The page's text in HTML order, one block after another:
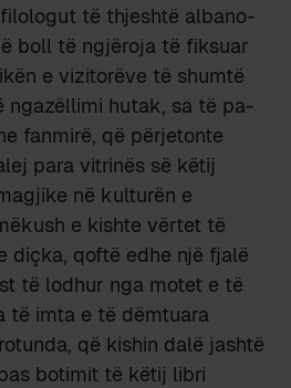
të thjeshtë albano­
boll të ngjëroja të fiksuar
e vizitorëve të shumtë
ngazëllimi hutak, sa të pa­
fanmirë, që përjetonte
para vitrinës së këtij
në kulturën e
e kishte vërtet të
diçka, qoftë edhe një fjalë
të lodhur nga motet e të
të imta e të dëmtuara
që kishin dalë jashtë
botimit të këtij libri